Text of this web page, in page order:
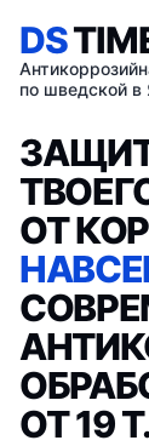
DS
по шведской в
ОТ
ОТ 19